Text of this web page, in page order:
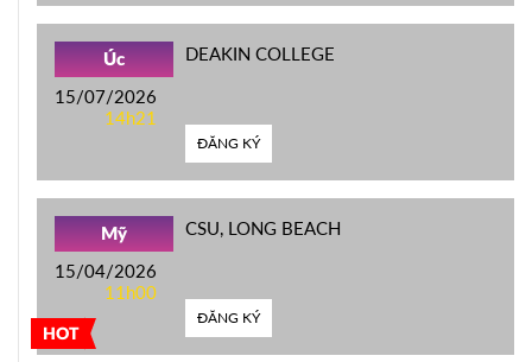
Úc
15/07/2026
14h21
DEAKIN COLLEGE
ĐĂNG KÝ
HOT
Mỹ
15/04/2026
11h00
CSU, LONG BEACH
ĐĂNG KÝ